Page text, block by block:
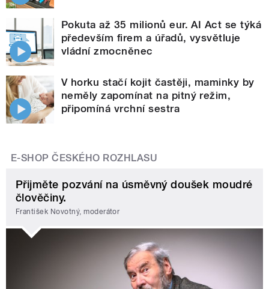
Pokuta až 35 milionů eur. AI Act se týká
především firem a úřadů, vysvětluje
vládní zmocněnec
V horku stačí kojit častěji, maminky by
neměly zapomínat na pitný režim,
připomíná vrchní sestra
E-SHOP ČESKÉHO ROZHLASU
Přijměte pozvání na úsměvný doušek moudré
člověčiny.
František Novotný, moderátor